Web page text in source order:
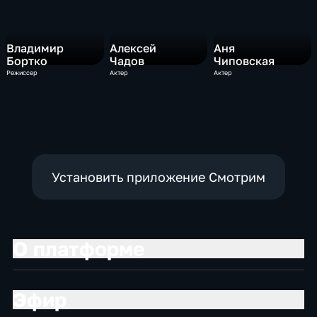
Владимир
Бортко
Режиссер
Алексей
Чадов
Актер
Аня
Чиповская
Актер
Установить приложение Смотрим